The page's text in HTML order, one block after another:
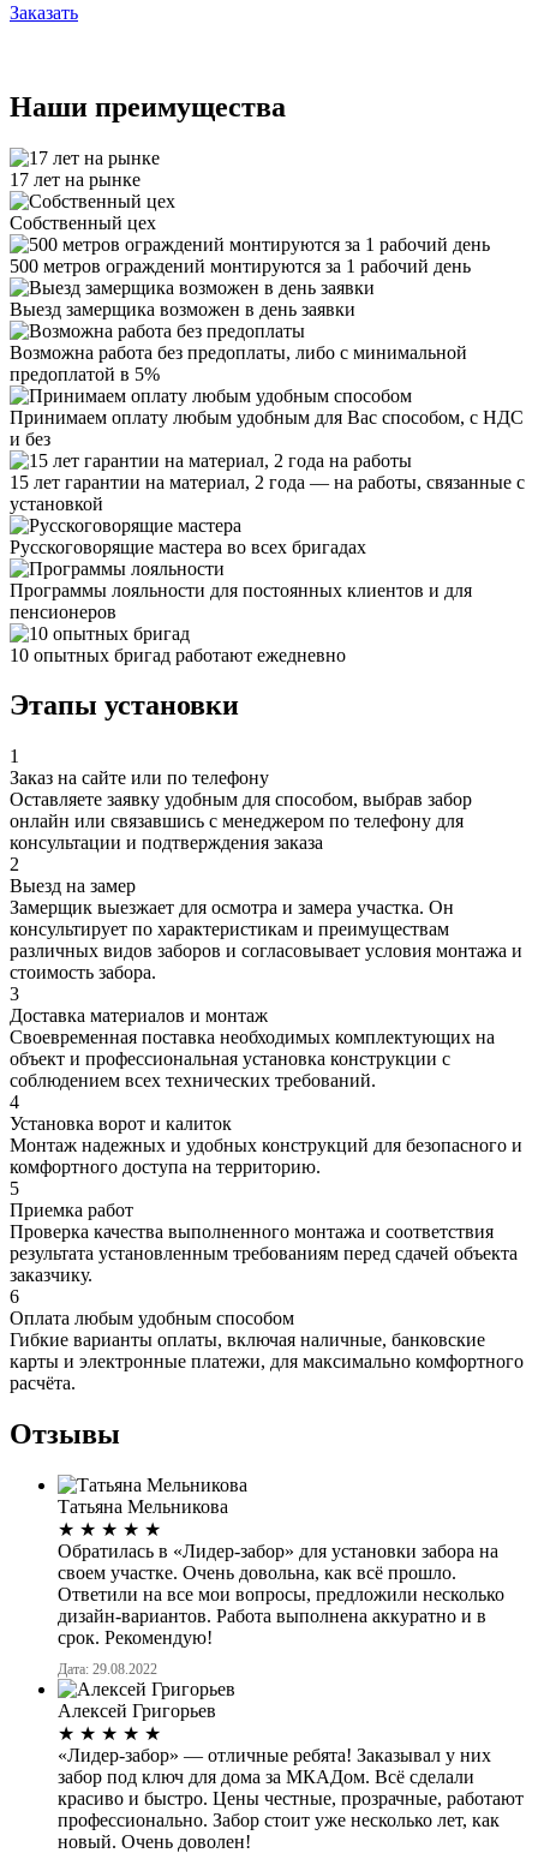
Заказать
Наши преимущества
17 лет на рынке
Собственный цех
500 метров ограждений монтируются за 1 рабочий день
Выезд замерщика возможен в день заявки
Возможна работа без предоплаты, либо с минимальной
предоплатой в 5%
Принимаем оплату любым удобным для Вас способом, с НДС
и без
15 лет гарантии на материал, 2 года — на работы, связанные с
установкой
Русскоговорящие мастера во всех бригадах
Программы лояльности для постоянных клиентов и для
пенсионеров
10 опытных бригад работают ежедневно
Этапы установки
1
Заказ на сайте или по телефону
Оставляете заявку удобным для способом, выбрав забор
онлайн или связавшись с менеджером по телефону для
консультации и подтверждения заказа
2
Выезд на замер
Замерщик выезжает для осмотра и замера участка. Он
консультирует по характеристикам и преимуществам
различных видов заборов и согласовывает условия монтажа и
стоимость забора.
3
Доставка материалов и монтаж
Своевременная поставка необходимых комплектующих на
объект и профессиональная установка конструкции с
соблюдением всех технических требований.
4
Установка ворот и калиток
Монтаж надежных и удобных конструкций для безопасного и
комфортного доступа на территорию.
5
Приемка работ
Проверка качества выполненного монтажа и соответствия
результата установленным требованиям перед сдачей объекта
заказчику.
6
Оплата любым удобным способом
Гибкие варианты оплаты, включая наличные, банковские
карты и электронные платежи, для максимально комфортного
расчёта.
Отзывы
Татьяна Мельникова
★ ★ ★ ★ ★
Обратилась в «Лидер-забор» для установки забора на
своем участке. Очень довольна, как всё прошло.
Ответили на все мои вопросы, предложили несколько
дизайн-вариантов. Работа выполнена аккуратно и в
срок. Рекомендую!
Дата: 29.08.2022
Алексей Григорьев
★ ★ ★ ★ ★
«Лидер-забор» — отличные ребята! Заказывал у них
забор под ключ для дома за МКАДом. Всё сделали
красиво и быстро. Цены честные, прозрачные, работают
профессионально. Забор стоит уже несколько лет, как
новый. Очень доволен!